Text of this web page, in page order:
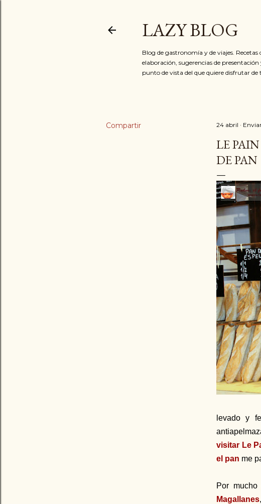
LAZY BLOG
Blog de gastronomía y de viajes.
elaboración, sugerencias de
punto de vista del que quiere disfrutar de
Compartir 24 abril
LE
DE PAN
levado y
visitar Le
el pan me
Por
Magallanes